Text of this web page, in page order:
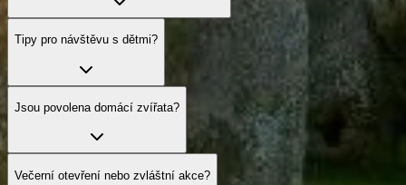
Tipy pro návštěvu s dětmi?
Jsou povolena domácí zvířata?
Večerní otevření nebo zvláštní akce?